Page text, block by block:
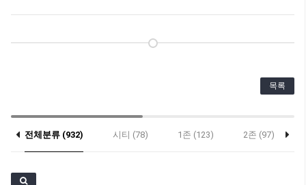
목록
전체분류 (932) 시티 (78) 1존 (123) 2존 (97)